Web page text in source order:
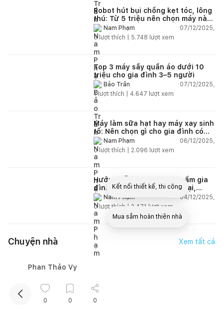
Robot hút bụi chống kẹt tóc, lông
thú: Từ 5 triệu nên chọn máy nào
năm 2025–2026?
Nam Phạm
07/12/2025,
6lượt thích | 5.748 lượt xem
Top 3 máy sấy quần áo dưới 10
triệu cho gia đình 3–5 người
Bảo Trần
07/12/2025,
1lượt thích | 4.647 lượt xem
Máy làm sữa hạt hay máy xay sinh
tố: Nên chọn gì cho gia đình có
trẻ nhỏ (2–4 người)?
Nam Phạm
06/12/2025,
0lượt thích | 2.096 lượt xem
Hướng dẫn chọn máy hút ẩm gia
đình 2025 - 2026: Phân loại,
công suất và 5 mẫu đáng tham
khảo
Nam Phạm
04/12/2025,
0lượt thích | 2.471 lượt xem
Chuyện nhà Xem tất cả
Phan Thảo Vy
0 0 0
Kết nối thiết kế, thi công
Mua sắm hoàn thiện nhà